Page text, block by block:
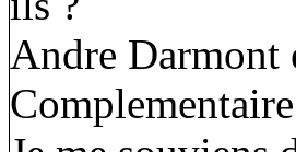
Andre Darmont